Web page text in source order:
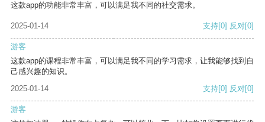
这款app的功能非常丰富，可以满足我不同的社交需求。
2025-01-14 支持[0] 反对[0]
游客
这款app的课程非常丰富，可以满足我不同的学习需求，让我能够找到自
己感兴趣的知识。
2025-01-14
支持[0] 反对[0]
游客